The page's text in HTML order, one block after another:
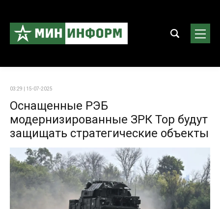
03:29 | 15-07-2025
Оснащенные РЭБ
модернизированные ЗРК Тор будут
защищать стратегические объекты